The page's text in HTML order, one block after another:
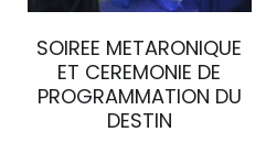
SOIREE METARONIQUE
ET CEREMONIE DE
PROGRAMMATION DU
DESTIN